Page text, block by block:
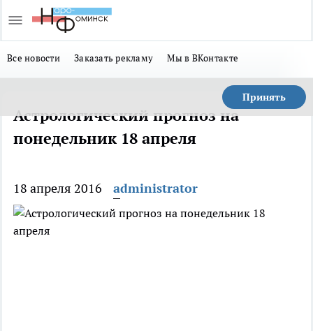
Все новости Заказать рекламу Мы в ВКонтакте
Принять
Астрологический прогноз на
понедельник 18 апреля
18 апреля 2016 administrator